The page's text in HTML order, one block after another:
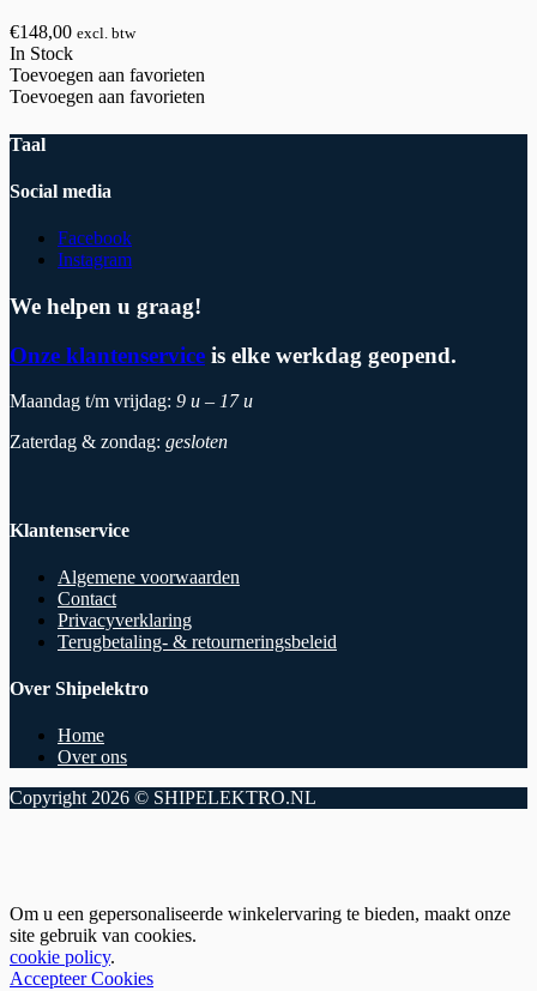
€148,00 excl. btw
In Stock
Toevoegen aan favorieten
Toevoegen aan favorieten
Taal
Social media
Facebook
Instagram
We helpen u graag!
Onze klantenservice is elke werkdag geopend.
Maandag t/m vrijdag: 9 u – 17 u
Zaterdag & zondag: gesloten
Klantenservice
Algemene voorwaarden
Contact
Privacyverklaring
Terugbetaling- & retourneringsbeleid
Over Shipelektro
Home
Over ons
Copyright 2026 © SHIPELEKTRO.NL
Om u een gepersonaliseerde winkelervaring te bieden, maakt onze
site gebruik van cookies.
cookie policy.
Accepteer Cookies